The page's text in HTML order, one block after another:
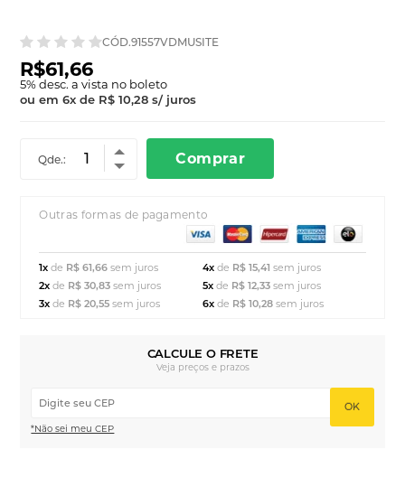
CÓD.91557VDMUSITE
R$61,66
5% desc. a vista no boleto
ou em6x de R$ 10,28 s/ juros
Qde.: Comprar
Outras formas de pagamento
1xde R$ 61,66 sem juros
2xde R$ 30,83 sem juros
3xde R$ 20,55 sem juros
4x de R$ 15,41 sem juros
5x de R$ 12,33sem juros
6x de R$ 10,28sem juros
CALCULE O FRETE
Veja preços e prazos
OK
*Não sei meu CEP